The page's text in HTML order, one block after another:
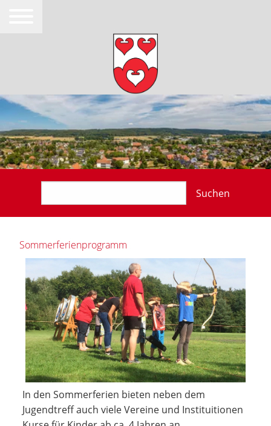
Suchen
Sommerferienprogramm
In den Sommerferien bieten neben dem
Jugendtreff auch viele Vereine und Instituitionen